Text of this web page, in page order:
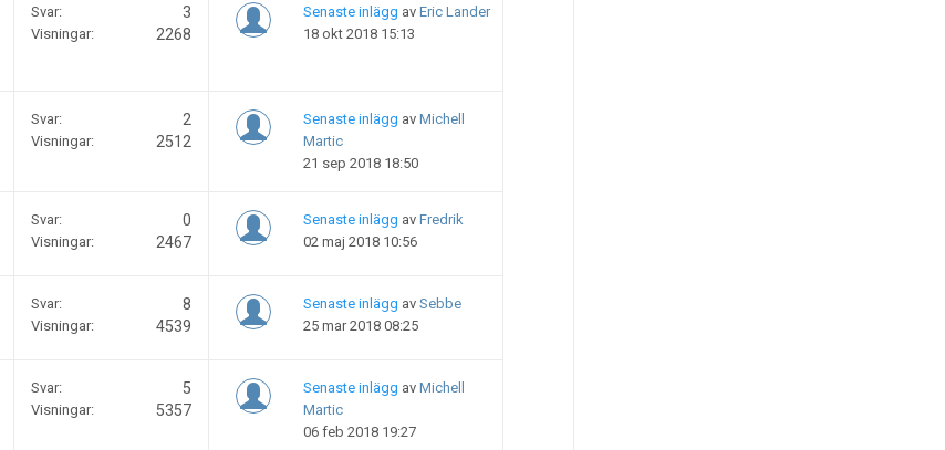
Svar: 3
Visningar: 2268
Senaste inlägg av Eric Lander
18 okt 2018 15:13
Svar: 2
Visningar: 2512
Senaste inlägg av Michell
Martic
21 sep 2018 18:50
Svar: 0
Visningar: 2467
Senaste inlägg av Fredrik
02 maj 2018 10:56
Svar: 8
Visningar: 4539
Senaste inlägg av Sebbe
25 mar 2018 08:25
Svar: 5
Visningar: 5357
Senaste inlägg av Michell
Martic
06 feb 2018 19:27